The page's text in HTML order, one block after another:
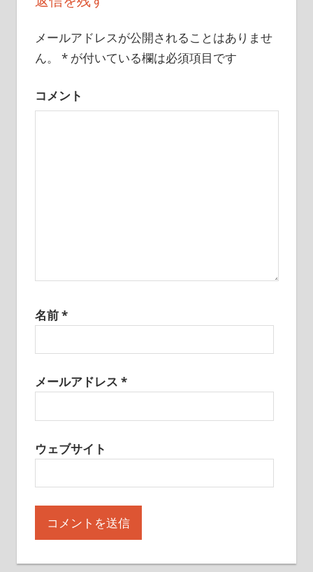
ゲ
ー
シ
ョ
ン
メールアドレスが公開されることはありませ
ん。
*が付いている欄は必須項目です
コメント
名前*
メールアドレス *
ウェブサイト